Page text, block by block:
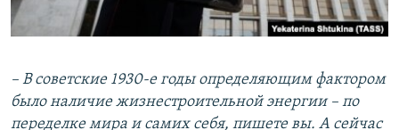
– В советские 1930-е годы определяющим фактором
было наличие жизнестроительной энергии – по
переделке мира и самих себя, пишете вы. А сейчас